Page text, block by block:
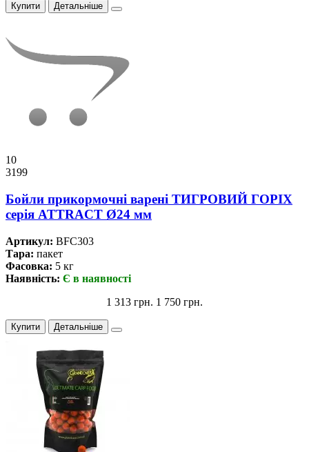
Купити Детальніше
10
3199
Бойли прикормочнi варенi ТИГРОВИЙ ГОРІХ
серiя ATTRACT Ø24 мм
Артикул: BFC303
Тара: пакет
Фасовка: 5 кг
Наявність: Є в наявності
1 313 грн. 1 750 грн.
Купити Детальніше